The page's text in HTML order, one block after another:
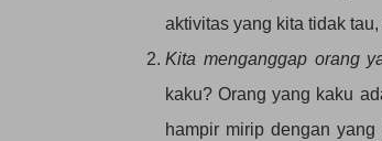
aktivitas yang kita tidak
Kita menganggap orang
kaku? Orang yang kaku
hampir mirip dengan